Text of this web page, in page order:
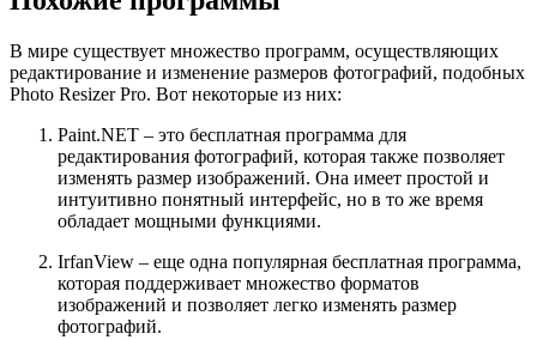
В мире существует множество программ, осуществляющих
редактирование и изменение размеров фотографий, подобных
Photo Resizer Pro. Вот некоторые из них:
Paint.NET – это бесплатная программа для
редактирования фотографий, которая также позволяет
изменять размер изображений. Она имеет простой и
интуитивно понятный интерфейс, но в то же время
обладает мощными функциями.
IrfanView – еще одна популярная бесплатная программа,
которая поддерживает множество форматов
изображений и позволяет легко изменять размер
фотографий.